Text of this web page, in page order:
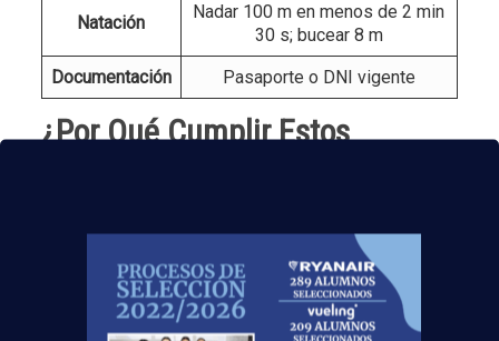
Natación
Nadar 100 m en menos de 2 min
30 s; bucear 8 m
Documentación
Pasaporte o DNI vigente
¿Por Qué Cumplir Estos
capacidad para desempeñar las funciones propias
del puesto, sino también que estés preparado para
afrontar situaciones críticas durante el vuelo. La
formación y habilidades necesarias están diseñadas
para proteger tanto a los pasajeros como a la